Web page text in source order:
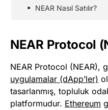
NEAR Nasıl Satılır?
NEAR Protocol
​NEAR Protocol (NEAR),
uygulamalar (dApp’ler)
tasarlanmış, topluluk
platformudur. Ethereum